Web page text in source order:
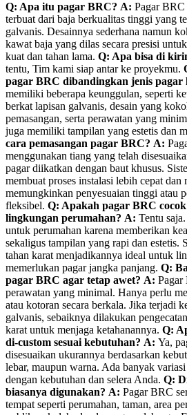
Q: Apa itu pagar BRC? A: Pagar BRC
terbuat dari baja berkualitas tinggi yang
galvanis. Desainnya sederhana namun
kawat baja yang dilas secara presisi
kuat dan tahan lama. Q: Apa bisa di
tentu, Tim kami siap antar ke proyekmu.
pagar BRC dibandingkan jenis pagar
memiliki beberapa keunggulan, seperti
berkat lapisan galvanis, desain yang
pemasangan, serta perawatan yang
juga memiliki tampilan yang estetis dan
cara pemasangan pagar BRC? A:
menggunakan tiang yang telah
pagar diikatkan dengan baut khusus.
membuat proses instalasi lebih cepat dan
memungkinkan penyesuaian tinggi atau
fleksibel. Q: Apakah pagar BRC
lingkungan perumahan? A: Tentu
untuk perumahan karena memberikan
sekaligus tampilan yang rapi dan estetis.
tahan karat menjadikannya ideal untuk
memerlukan pagar jangka panjang. Q:
pagar BRC agar tetap awet? A: Pagar
perawatan yang minimal. Hanya perlu
atau kotoran secara berkala. Jika terjadi
galvanis, sebaiknya dilakukan
karat untuk menjaga ketahanannya. Q:
di-custom sesuai kebutuhan? A: Ya,
disesuaikan ukurannya berdasarkan
lebar, maupun warna. Ada banyak
dengan kebutuhan dan selera Anda. Q:
biasanya digunakan? A: Pagar BRC
tempat seperti perumahan, taman, area